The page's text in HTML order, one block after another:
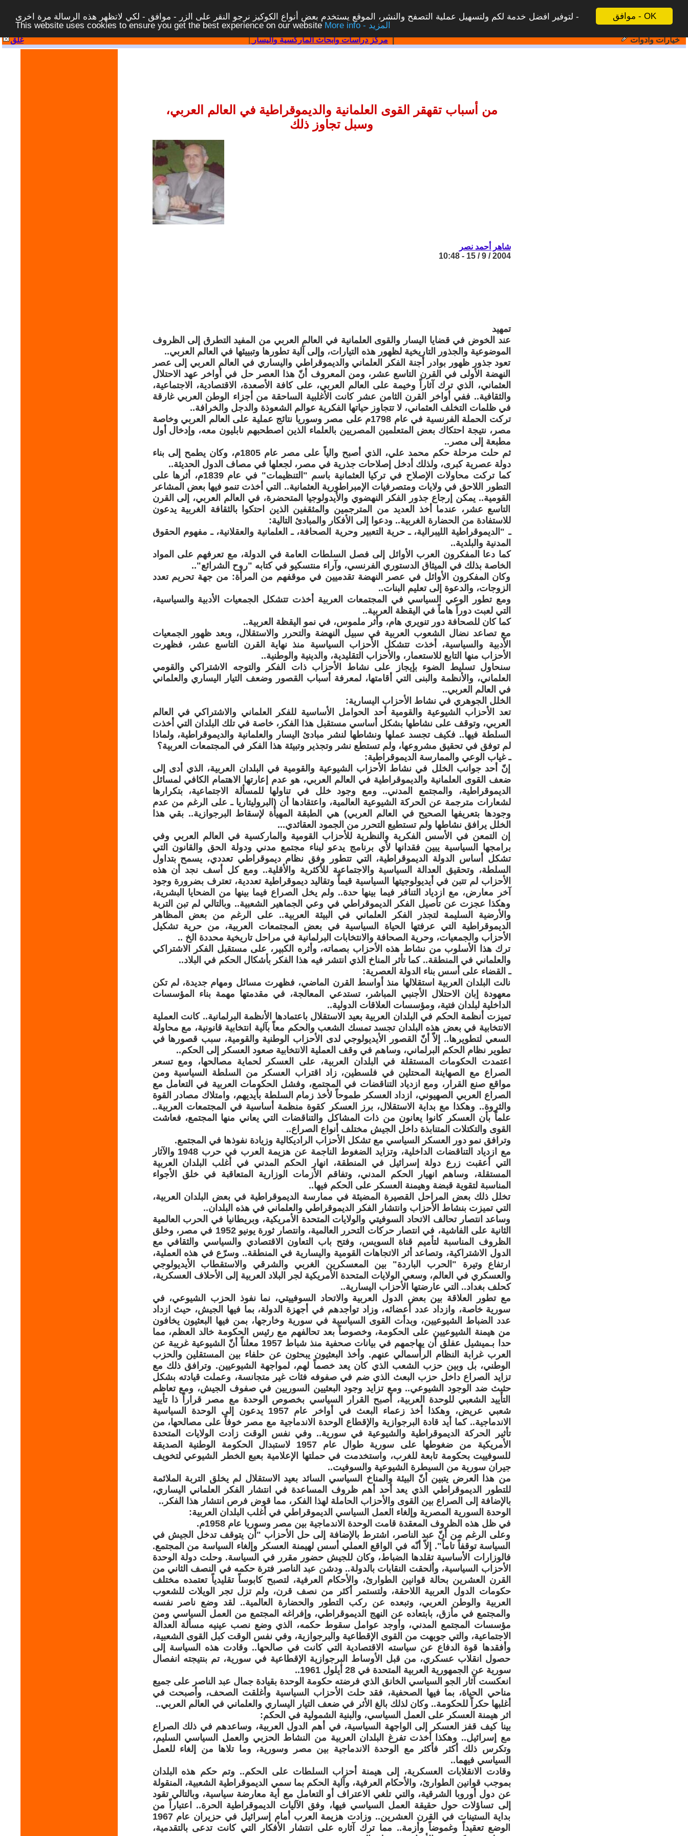
موافق - OK
لتوفير افضل خدمة لكم ولتسهيل عملية التصفح والنشر، الموقع يستخدم بعض أنواع الكوكيز نرجو النقر على الزر - موافق - لكي لاتظهر هذه الرسالة مرة اخرى -
This website uses cookies to ensure you get the best experience on our website
More info - المزيد
غلق | مركز دراسات وابحاث الماركسية واليسار| خيارات وادوات
من أسباب تقهقر القوى العلمانية والديموقراطية في العالم العربي،
وسبل تجاوز ذلك
شاهر أحمد نصر
2004 / 9 / 15 - 10:48
تمهيد
عند الخوض في قضايا اليسار والقوى العلمانية في العالم العربي من المفيد التطرق إلى الظروف
الموضوعية والجذور التاريخية لظهور هذه التيارات، وإلى آلية تطورها وتبييئها في العالم العربي..
تعود جذور ظهور بوادر أجنة الفكر العلماني والديموقراطي واليساري في العالم العربي إلى عصر
النهضة الأولى في القرن التاسع عشر، ومن المعروف أنّ هذا العصر حل في أواخر عهد الاحتلال
العثماني، الذي ترك آثاراً وخيمة على العالم العربي، على كافة الأصعدة، الاقتصادية، الاجتماعية،
والثقافية.. ففي أواخر القرن الثامن عشر كانت الأغلبية الساحقة من أجزاء الوطن العربي غارقة
في ظلمات التخلف العثماني، لا تتجاوز حياتها الفكرية عوالم الشعوذة والدجل والخرافة..
تركت الحملة الفرنسية في عام 1798م على مصر وسوريا نتائج عملية على العالم العربي وخاصة
مصر، نتيجة احتكاك بعض المتعلمين المصريين بالعلماء الذين اصطحبهم نابليون معه، وإدخال أول
مطبعة إلى مصر..
ثم حلت مرحلة حكم محمد علي، الذي أصبح والياً على مصر عام 1805م، وكان يطمح إلى بناء
دولة عصرية كبرى، ولذلك أدخل إصلاحات جذرية في مصر، لجعلها في مصاف الدول الحديثة..
كما تركت محاولات الإصلاح في تركيا العثمانية باسم "التنظيمات" في عام 1839م، أثرها على
التطور اللاحق في ولايات ومتصرفيات الإمبراطورية العثمانية.. التي أخذت تنمو فيها بعض المشاعر
القومية.. يمكن إرجاع جذور الفكر النهضوي والأيدولوجيا المتحضرة، في العالم العربي، إلى القرن
التاسع عشر، عندما أخذ العديد من المترجمين والمثقفين الذين احتكوا بالثقافة الغربية يدعون
للاستفادة من الحضارة الغربية.. ودعوا إلى الأفكار والمبادئ التالية:
ـ "الديموقراطية الليبرالية، ـ حرية التعبير وحرية الصحافة، ـ العلمانية والعقلانية، ـ مفهوم الحقوق
المدنية والبلدية..
كما دعا المفكرون العرب الأوائل إلى فصل السلطات العامة في الدولة، مع تعرفهم على المواد
الخاصة بذلك في الميثاق الدستوري الفرنسي، وآراء منتسكيو في كتابه "روح الشرائع"..
وكان المفكرون الأوائل في عصر النهضة تقدميين في موقفهم من المرأة: من جهة تحريم تعدد
الزوجات، والدعوة إلى تعليم البنات..
ومع تطور الوعي السياسي في المجتمعات العربية أخذت تتشكل الجمعيات الأدبية والسياسية،
التي لعبت دوراً هاماً في اليقظة العربية..
كما كان للصحافة دور تنويري هام، وأثر ملموس، في نمو اليقظة العربية..
مع تصاعد نضال الشعوب العربية في سبيل النهضة والتحرر والاستقلال، وبعد ظهور الجمعيات
الأدبية والسياسية، أخذت تتشكل الأحزاب السياسية منذ نهاية القرن التاسع عشر، فظهرت
الأحزاب منها التابع للاستعمار، والأحزاب التقليدية، والدينية والوطنية..
سنحاول تسليط الضوء بإيجاز على نشاط الأحزاب ذات الفكر والتوجه الاشتراكي والقومي
العلماني، والأنظمة والبنى التي أقامتها، لمعرفة أسباب القصور وضعف التيار اليساري والعلماني
في العالم العربي..
الخلل الجوهري في نشاط الأحزاب اليسارية:
تعد الأحزاب الشيوعية والقومية أحد الحوامل الأساسية للفكر العلماني والاشتراكي في العالم
العربي، وتوقف على نشاطها بشكل أساسي مستقبل هذا الفكر، خاصة في تلك البلدان التي أخذت
السلطة فيها.. فكيف تجسد عملها ونشاطها لنشر مبادئ اليسار والعلمانية والديموقراطية، ولماذا
لم توفق في تحقيق مشروعها، ولم تستطع نشر وتجذير وتبيئة هذا الفكر في المجتمعات العربية؟
ـ غياب الوعي والممارسة الديموقراطية:
إنّ أحد جوانب الخلل في نشاط الأحزاب الشيوعية والقومية في البلدان العربية، الذي أدى إلى
ضعف القوى العلمانية والديموقراطية في العالم العربي، هو عدم إعارتها الاهتمام الكافي لمسائل
الديموقراطية، والمجتمع المدني.. ومع وجود خلل في تناولها للمسألة الاجتماعية، بتكرارها
لشعارات مترجمة عن الحركة الشيوعية العالمية، واعتقادها أن (البروليتاريا ـ على الرغم من عدم
وجودها بتعريفها الصحيح في العالم العربي) هي الطبقة المهيأة لإسقاط البرجوازية.. بقي هذا
الخلل يرافق نشاطها ولم تستطيع التحرر من الجمود العقائدي...
إن التمعن في الأسس الفكرية والنظرية للأحزاب القومية والماركسية في العالم العربي وفي
برامجها السياسية يبين فقدانها لأي برنامج يدعو لبناء مجتمع مدني ودولة الحق والقانون التي
تشكل أساس الدولة الديموقراطية، التي تتطور وفق نظام ديموقراطي تعددي، يسمح بتداول
السلطة، وتحقيق العدالة السياسية والاجتماعية للأكثرية والأقلية.. ومع كل أسف نجد أن هذه
الأحزاب لم تتبن في أيديولوجيتها السياسية قيماً وتقاليد ديموقراطية تعددية، تعترف بضرورة وجود
آخر معارض، مع ازدياد التنافر فيما بينها حدة.. ولم يخل الصراع فيما بينها من الضحايا البشرية،
وهكذا عجزت عن تأصيل الفكر الديموقراطي في وعي الجماهير الشعبية.. وبالتالي لم تبن التربة
والأرضية السليمة لتجذر الفكر العلماني في البيئة العربية.. على الرغم من بعض المظاهر
الديموقراطية التي عرفتها الحياة السياسية في بعض المجتمعات العربية، من حرية تشكيل
الأحزاب والجمعيات، وحرية الصحافة والانتخابات البرلمانية في مراحل تاريخية محددة الخ ..
ترك هذا الأسلوب من نشاط هذه الأحزاب بصماته، وأثره الكبير، على مستقبل الفكر الاشتراكي
والعلماني في المنطقة.. كما تأثر المناخ الذي انتشر فيه هذا الفكر بأشكال الحكم في البلاد..
ـ القضاء على أسس بناء الدولة العصرية:
نالت البلدان العربية استقلالها منذ أواسط القرن الماضي، فظهرت مسائل ومهام جديدة، لم تكن
معهودة إبان الاحتلال الأجنبي المباشر، تستدعي المعالجة، في مقدمتها مهمة بناء المؤسسات
الداخلية لبلدان فتية، ومؤسسات العلاقات الدولية..
تميزت أنظمة الحكم في البلدان العربية بعيد الاستقلال باعتمادها الأنظمة البرلمانية.. كانت العملية
الانتخابية في بعض هذه البلدان تجسد تمسك الشعب والحكم معاً بآلية انتخابية قانونية، مع محاولة
السعي لتطويرها.. إلاّ أنّ القصور الأيديولوجي لدى الأحزاب الوطنية والقومية، سبب قصورها في
تطوير نظام الحكم البرلماني، وساهم في وقف العملية الانتخابية صعود العسكر إلى الحكم..
اعتمدت الحكومات المستقلة في البلدان العربية، على العسكر لحماية مصالحها، ومع تسعر
الصراع مع الصهاينة المحتلين في فلسطين، زاد اقتراب العسكر من السلطة السياسية ومن
مواقع صنع القرار، ومع ازدياد التناقضات في المجتمع، وفشل الحكومات العربية في التعامل مع
الصراع العربي الصهيوني، ازداد العسكر طموحاً لأخذ زمام السلطة بأيديهم، وامتلاك مصادر القوة
والثروة.. وهكذا مع بداية الاستقلال، برز العسكر كقوة منظمة أساسية في المجتمعات العربية..
علماً بأن العسكر كانوا يعانون من ذات المشاكل والتناقضات التي يعاني منها المجتمع، فعاشت
القوى والتكتلات المتنابذة داخل الجيش مختلف أنواع الصراع..
وترافق نمو دور العسكر السياسي مع تشكل الأحزاب الراديكالية وزيادة نفوذها في المجتمع.
مع ازدياد التناقضات الداخلية، وتزايد الضغوط الناجمة عن هزيمة العرب في حرب 1948 والآثار
التي أعقبت زرع دولة إسرائيل في المنطقة، انهار الحكم المدني في أغلب البلدان العربية
المستقلة، وساهم انهيار الحكم المدني، وتفاقم الأزمات الوزارية المتعاقبة في خلق الأجواء
المناسبة لتقوية قبضة وهيمنة العسكر على الحكم فيها..
تخلل ذلك بعض المراحل القصيرة المضيئة في ممارسة الديموقراطية في بعض البلدان العربية،
التي تميزت بنشاط الأحزاب وانتشار الفكر الديموقراطي والعلماني في هذه البلدان..
وساعد انتصار تحالف الاتحاد السوفيتي والولايات المتحدة الأمريكية، وبريطانيا في الحرب العالمية
الثانية على الفاشية، في انتصار حركات التحرر العالمية، وانتصار ثورة يونيو 1952 في مصر، وخلق
الظروف المناسبة لتأميم قناة السويس، وفتح باب التعاون الاقتصادي والسياسي والثقافي مع
الدول الاشتراكية، وتصاعد أثر الاتجاهات القومية واليسارية في المنطقة.. وسرّع في هذه العملية،
ارتفاع وتيرة "الحرب الباردة" بين المعسكرين الغربي والشرقي والاستقطاب الأيديولوجي
والعسكري في العالم، وسعي الولايات المتحدة الأمريكية لجر البلاد العربية إلى الأحلاف العسكرية،
كحلف بغداد.. التي عارضتها الأحزاب اليسارية..
مع تطور العلاقة بين بعض الدول العربية والاتحاد السوفييتي، نما نفوذ الحزب الشيوعي، في
سورية خاصة، وازداد عدد أعضائه، وزاد تواجدهم في أجهزة الدولة، بما فيها الجيش، حيث ازداد
عدد الضباط الشيوعيين، وبدأت القوى السياسية في سورية وخارجها، بمن فيها البعثيون يخافون
من هيمنة الشيوعيين على الحكومة، وخصوصاً بعد تحالفهم مع رئيس الحكومة خالد العظم، مما
حدا بـميشيل عفلق أن يهاجمهم في بيانات صحفية منذ شباط 1957 معلناً أنّ الشيوعية غريبة عن
العرب غرابة النظام الرأسمالي عنهم. وأخذ البعثيون يبحثون عن حلفاء بين المستقلين والحزب
الوطني، بل وبين حزب الشعب الذي كان يعد خصماً لهم، لمواجهة الشيوعيين. وترافق ذلك مع
تزايد الصراع داخل حزب البعث الذي ضم في صفوفه فئات غير متجانسة، وعملت قيادته بشكل
حثيث ضد الوجود الشيوعي.. ومع تزايد وجود البعثيين السوريين في صفوف الجيش، ومع تعاظم
التأييد الشعبي للوحدة العربية، أصبح القرار السياسي بخصوص الوحدة مع مصر قراراً ذا تأييد
شعبي عريض، وهكذا أخذ زعماء البعث في أواخر عام 1957 يدعون إلى الوحدة السياسية
الاندماجية.. كما أيد قادة البرجوازية والإقطاع الوحدة الاندماجية مع مصر خوفاً على مصالحها، من
تأثير الحركة الديموقراطية والشيوعية في سورية.. وفي نفس الوقت زادت الولايات المتحدة
الأمريكية من ضغوطها على سورية طوال عام 1957 لاستبدال الحكومة الوطنية الصديقة
للسوفييت بحكومة تابعة للغرب، واستخدمت في حملتها الإعلامية بعبع الخطر الشيوعي لتخويف
جيران سورية من السيطرة الشيوعية والسوفيت..
من هذا العرض يتبين أنّ البيئة والمناخ السياسي السائد بعيد الاستقلال لم يخلق التربة الملائمة
للتطور الديموقراطي الذي يعد أحد أهم ظروف المساعدة في انتشار الفكر العلماني اليساري،
بالإضافة إلى الصراع بين القوى والأحزاب الحاملة لهذا الفكر، مما قوض فرص انتشار هذا الفكر..
الوحدة السورية المصرية وإلغاء العمل السياسي الديموقراطي في أغلب البلدان العربية:
في ظل هذه الظروف المعقدة قامت الوحدة الاندماجية بين مصر وسوريا عام 1958م.
وعلى الرغم من أنّ عبد الناصر، اشترط بالإضافة إلى حل الأحزاب "أن يتوقف تدخل الجيش في
السياسة توقفاً تاماً". إلاّ أنّه في الواقع العملي أسس لهيمنة العسكر وإلغاء السياسة من المجتمع.
فالوزارات الأساسية تقلدها الضباط، وكان للجيش حضور مقرر في السياسة. وحلت دولة الوحدة
الأحزاب السياسية، وألحقت النقابات بالدولة.. ودشن عبد الناصر فترة حكمه في النصف الثاني من
القرن العشرين بحالة قوانين الطوارئ، والأحكام العرفية، لتصبح كابوساً تقليدياً تعتمده مختلف
حكومات الدول العربية اللاحقة، ولتستمر أكثر من نصف قرن، ولم تزل تجر الويلات للشعوب
العربية والوطن العربي، وتبعده عن ركب التطور والحضارة العالمية.. لقد وضع ناصر نفسه
والمجتمع في مأزق، بابتعاده عن النهج الديموقراطي، وإفراغه المجتمع من العمل السياسي ومن
مؤسسات المجتمع المدني، وأوجد عوامل سقوط حكمه، الذي وضع نصب عينيه مسألة العدالة
الاجتماعية، والتي جوبهت من القوى الإقطاعية والبرجوازية، وفي نفس الوقت كبل القوى الشعبية،
وأفقدها قوة الدفاع عن سياسته الاقتصادية التي كانت في صالحها.. وقادت هذه السياسة إلى
حصول انقلاب عسكري، من قبل الأوساط البرجوازية الإقطاعية في سورية، تم بنتيجته انفصال
سورية عن الجمهورية العربية المتحدة في 28 أيلول 1961..
انعكست آثار الجو السياسي الخانق الذي فرضته حكومة الوحدة بقيادة جمال عبد الناصر على جميع
مناحي الحياة، بما فيها الصحفية، فقد حلت الأحزاب السياسية وأغلقت الصحف، وأصبحت في
أغلبها حكراً للحكومة.. وكان لذلك بالغ الأثر في ضعف التيار اليساري والعلماني في العالم العربي..
اثر هيمنة العسكر على العمل السياسي، والبنية الشمولية في الحكم:
بينا كيف قفز العسكر إلى الواجهة السياسية، في أهم الدول العربية، وساعدهم في ذلك الصراع
مع إسرائيل.. وهكذا أخذت تفرغ البلدان العربية من النشاط الحزبي والعمل السياسي السليم،
وتكرس ذلك أكثر فأكثر مع الوحدة الاندماجية بين مصر وسورية، وما تلاها من إلغاء للعمل
السياسي فيهما..
وقادت الانقلابات العسكرية، إلى هيمنة أحزاب السلطات على الحكم.. وتم حكم هذه البلدان
بموجب قوانين الطوارئ، والأحكام العرفية، وآلية الحكم بما سمي الديموقراطية الشعبية، المنقولة
عن دول أوروبا الشرقية، والتي تلغي الاعتراف أو التعامل مع أية معارضة سياسية، وبالتالي تقود
إلى تساؤلات حول حقيقة العمل السياسي فيها، وفق الآليات الديموقراطية الحرة.. اعتباراً من
بداية الستينات في القرن العشرين.. وزادت هزيمة العرب أمام إسرائيل في حزيران عام 1967
الوضع تعقيداً وغموضاً وأزمة.. مما ترك آثاره على انتشار الأفكار التي كانت تدعى بالتقدمية،